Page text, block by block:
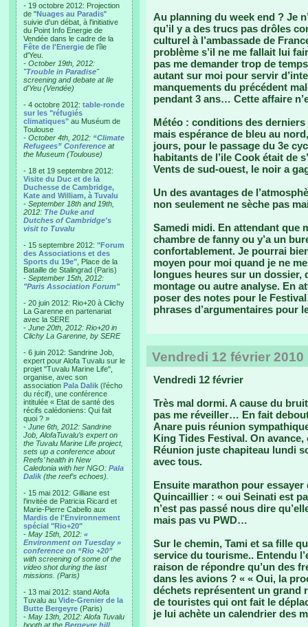
- 19 octobre 2012: Projection
de "Nuages au Paradis"
suivie d'un débat, à l'initiative
du Point Info Energie de
Vendée dans le cadre de la
Fête de l'Energie de l'île
d'Yeu.
- October 19th, 2012:
"Trouble in Paradise"
screening and debate at Ile
d'Yeu (Vendée)
- 4 octobre 2012: table-ronde
sur les "réfugiés
climatiques" au Muséum de
Toulouse
- October 4th, 2012: “Climate
Refugees” Conference at
the Museum (Toulouse)
- 18 et 19 septembre 2012:
Visite du Duc et de la
Duchesse de Cambridge,
Kate and William, à Tuvalu
- September 18th and 19th,
2012: The Duke and
Dutches of Cambridge's
visit to Tuvalu
- 15 septembre 2012: "Forum
des Associations et des
Sports du 19e" , Place de la
Bataille de Stalingrad (Paris)
- September 15th, 2012:
"Paris Association Forum"
- 20 juin 2012: Rio+20 à Clichy
La Garenne en partenariat
avec la SERE
- June 20th, 2012: Rio+20 in
Clichy La Garenne, by SERE
- 6 juin 2012: Sandrine Job,
expert pour Alofa Tuvalu sur le
projet "Tuvalu Marine Life",
organise, avec son
association Pala Dalik (l’écho
du récif), une conférence
intitulée « Etat de santé des
récifs calédoniens: Qui fait
quoi ? »
- June 6th, 2012: Sandrine
Job, AlofaTuvalu’s expert on
the Tuvalu Marine Life project,
sets up a conference about
Reefs’ health in New
Caledonia with her NGO: Pala
Dalik (the reef’s echoes).
- 15 mai 2012: Gilliane est
l'invitée de Patricia Ricard et
Marie-Pierre Cabello aux
Mardis de l'Environnement
spécial "Rio+20"
- May 15th, 2012: «
Environment on Tuesday »
conference on “Rio +20”
with screening of some of the
video shot during the last
missions. (Paris)
- 13 mai 2012: stand Alofa
Tuvalu au Vide-Grenier de la
Butte Bergeyre (Paris)
- May 13th, 2012: Alofa Tuvalu
booth at the Bergeyre hill
Au planning du week end ? Je
qu’il y a des trucs pas drôles
culturel à l’ambassade de
problème s’il ne me fallait lui
pas me demander trop de
autant sur moi pour servir
manquements du précédent
pendant 3 ans… Cette affaire
Météo : conditions des
mais espérance de bleu au
jours, pour le passage du 3e
habitants de l’ile Cook était de
Vents de sud-ouest, le noir a
Un des avantages de
non seulement ne sèche pas
Samedi midi. En attendant que
chambre de fanny ou y’a un
confortablement. Je pourrai
moyen pour moi quand je ne
longues heures sur un dossier,
montage ou autre analyse. En
poser des notes pour le
phrases d’argumentaires pour
Vendredi 12 février 2010
Vendredi 12 février
Très mal dormi. A cause du
pas me réveiller… En fait
Anare puis réunion
King Tides Festival. On
Réunion juste chapiteau lundi
avec tous.
Ensuite marathon pour essayer
Quincaillier : « oui Seinati est
n’est pas passé nous dire
mais pas vu PWD…
Sur le chemin, Tami et sa fille
service du tourisme.. Entendu
raison de répondre qu’un des
dans les avions ? « « Oui, la
déchets représentent un grand
de touristes qui ont fait le
je lui achète un calendrier des